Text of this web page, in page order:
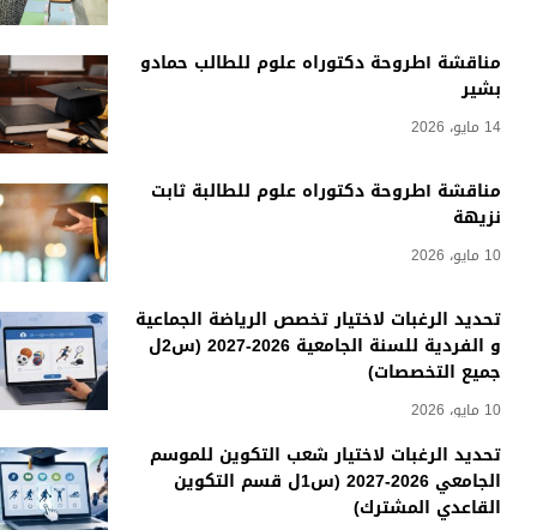
مناقشة أطروحة دكتوراه علوم للطالب حمادو
بشير
14 مايو، 2026
مناقشة أطروحة دكتوراه علوم للطالبة ثابت
نزيهة
10 مايو، 2026
تحديد الرغبات لاختيار تخصص الرياضة الجماعية
و الفردية للسنة الجامعية 2026-2027 (س2ل
جميع التخصصات)
10 مايو، 2026
تحديد الرغبات لاختيار شعب التكوين للموسم
الجامعي 2026-2027 (س1ل قسم التكوين
القاعدي المشترك)